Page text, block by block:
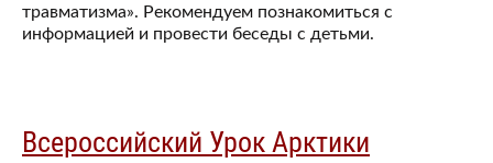
травматизма». Рекомендуем познакомиться с
информацией и провести беседы с детьми.
Всероссийский Урок Арктики